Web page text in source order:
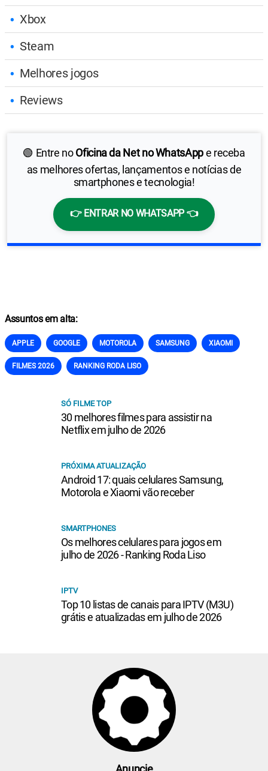
Xbox
Steam
Melhores jogos
Reviews
🟢 Entre noOficina da Net no WhatsAppe receba
as melhores ofertas, lançamentos e notícias de
smartphones e tecnologia!
👉 ENTRAR NO WHATSAPP 👈
Assuntos em alta:
APPLE GOOGLE MOTOROLA SAMSUNG XIAOMI
FILMES 2026 RANKING RODA LISO
SÓ FILME TOP
30 melhores filmes para assistir na
Netflix em julho de 2026
PRÓXIMA ATUALIZAÇÃO
Android 17: quais celulares Samsung,
Motorola e Xiaomi vão receber
SMARTPHONES
Os melhores celulares para jogos em
julho de 2026 - Ranking Roda Liso
IPTV
Top 10 listas de canais para IPTV (M3U)
grátis e atualizadas em julho de 2026